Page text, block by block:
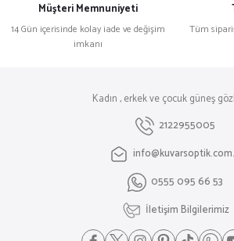
Müşteri Memnuniyeti
14 Gün içerisinde kolay iade ve değişim
imkanı
Tüm
Kadın , erkek ve çocuk güneş
2122955005
0555 095 66 53
İletişim Bilgilerimiz